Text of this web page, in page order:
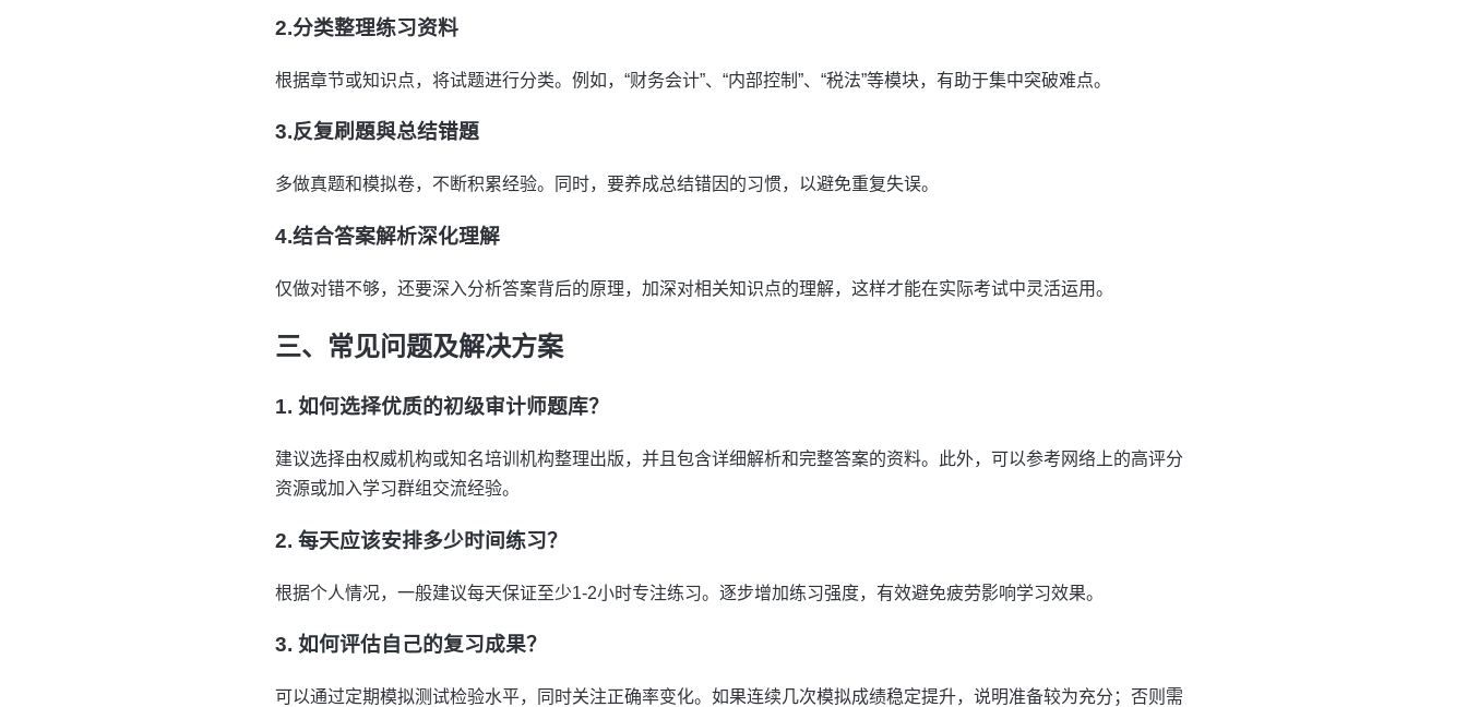
2.分类整理练习资料
根据章节或知识点，将试题进行分类。例如，“财务会计”、“内部控制”、“税法”等模块，有助于集中突破难点。
3.反复刷題與总结错題
多做真题和模拟卷，不断积累经验。同时，要养成总结错因的习惯，以避免重复失误。
4.结合答案解析深化理解
仅做对错不够，还要深入分析答案背后的原理，加深对相关知识点的理解，这样才能在实际考试中灵活运用。
三、常见问题及解决方案
1. 如何选择优质的初级审计师题库？
建议选择由权威机构或知名培训机构整理出版，并且包含详细解析和完整答案的资料。此外，可以参考网络上的高评分
资源或加入学习群组交流经验。
2. 每天应该安排多少时间练习？
根据个人情况，一般建议每天保证至少1-2小时专注练习。逐步增加练习强度，有效避免疲劳影响学习效果。
3. 如何评估自己的复习成果？
可以通过定期模拟测试检验水平，同时关注正确率变化。如果连续几次模拟成绩稳定提升，说明准备较为充分；否则需